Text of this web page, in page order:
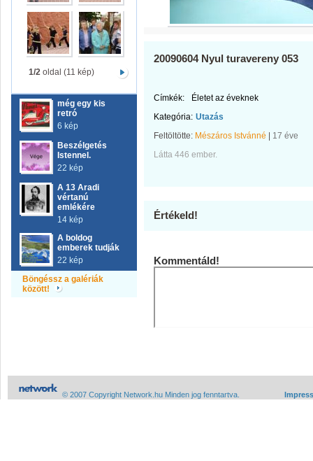
1/2 oldal (11 kép)
még egy kis
retró
6 kép
Beszélgetés
Istennel.
22 kép
A 13 Aradi
vértanú
emlékére
14 kép
A boldog
emberek tudják
22 kép
Böngéssz a galériák
között!
20090604 Nyul turavereny 053
Címkék:
Életet az éveknek
Kategória: Utazás
Feltöltötte: Mészáros Istvánné
17 éve
Látta 446 ember.
Értékeld!
Kommentáld!
© 2007 Copyright Network.hu Minden jog fenntartva.